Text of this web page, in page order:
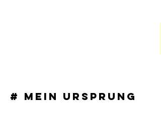
# Mein Ursprung